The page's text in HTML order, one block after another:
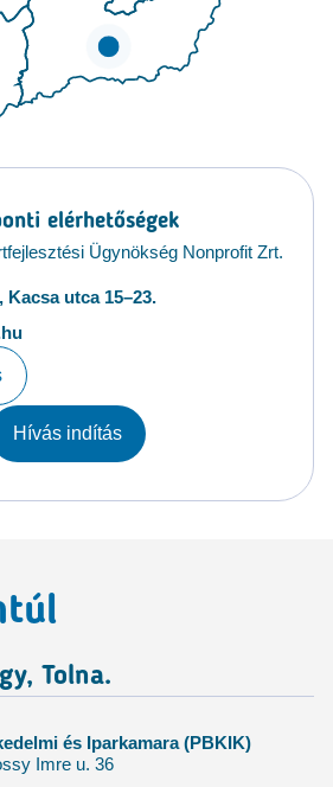
elérhetőségek
Ügynökség Nonprofit Zrt.
Kacsa utca 15–23.
Hívás indítás
Tolna.
és Iparkamara (PBKIK)
Imre u. 36